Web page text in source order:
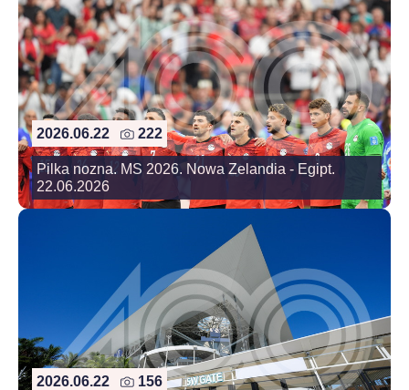
2026.06.22 222
Pilka nozna. MS 2026. Nowa Zelandia - Egipt.
22.06.2026
2026.06.22 156